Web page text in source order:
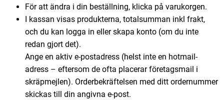
För att ändra i din beställning, klicka på varukorgen.
I kassan visas produkterna, totalsumman inkl frakt,
och du kan logga in eller skapa konto (om du inte
redan gjort det).
Ange en aktiv e-postadress (helst inte en hotmail-
adress – eftersom de ofta placerar företagsmail i
skräpmejlen). Orderbekräftelsen med ditt ordernummer
skickas till din angivna e-post.